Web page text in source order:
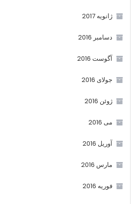
ژانویه 2017
دسامبر 2016
آگوست 2016
جولای 2016
ژوئن 2016
می 2016
آوریل 2016
مارس 2016
فوریه 2016